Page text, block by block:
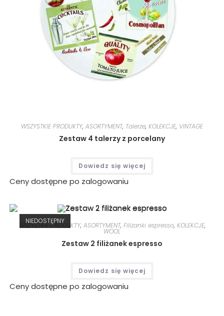
WSZYSTKIE PRODUKTY, ASORTYMENT, Talerze, KOLEKCJE, VINTAGE
Zestaw 4 talerzy z porcelany
Dowiedz się więcej
Ceny dostępne po zalogowaniu
NIEDOSTĘPNY
WSZYSTKIE PRODUKTY, ASORTYMENT, Filiżanki espresso, KOLEKCJE,
WOOL
Zestaw 2 filiżanek espresso
Dowiedz się więcej
Ceny dostępne po zalogowaniu